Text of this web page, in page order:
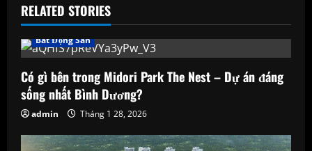
a
v
i
g
a
RELATED STORIES
Bất Động Sản
Có gì bên trong Midori Park The Nest – Dự án đáng
sống nhất Bình Dương?
admin Tháng 1 28, 2026